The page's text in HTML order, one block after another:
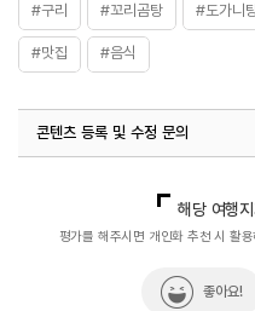
#구리 #꼬리곰탕 #도가니
#맛집 #음식
콘텐츠 등록 및 수정 문의
열린관광콘텐츠팀(열린관광-모두의여
해당 여행
평가를 해주시면 개인화 추천 시 활
좋아요!